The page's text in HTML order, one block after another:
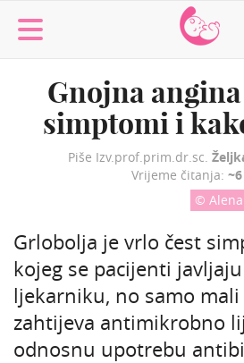
Gnojna
simptomi i
Piše Izv.prof.prim.dr.sc.
Vrijeme čitanja:
©
Grlobolja je vrlo čest
kojeg se pacijenti
ljekarniku, no samo
zahtijeva antimikrobno
odnosnu upotrebu